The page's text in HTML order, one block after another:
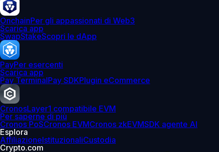
OnchainPer gli appassionati di Web3
Scarica app
SwapStakeScopri le dApp
PayPer esercenti
Scarica app
Pay TerminalPay SDKPlugin eCommerce
CronosLayer1 compatibile EVM
Per saperne di più
Cronos PoSCronos EVMCronos zkEVMSDK agente AI
Esplora
AffiliazioneIstituzionaliCustodia
Crypto.com